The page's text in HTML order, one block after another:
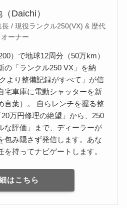
Daichi）
長 / 現役ランクル250(VX) & 歴代
オーナー
）で地球12周分（50万km）
の「ランクル250 VX」を納
より整備記録がすべて」が信
宅車庫に電動シャッターを新
言葉）。 自らレンチを握る整
万円修理の絶望」から、250
な評価」まで、ディーラーが
包み隠さず発信します。あな
持ってナビゲートします。
はこちら